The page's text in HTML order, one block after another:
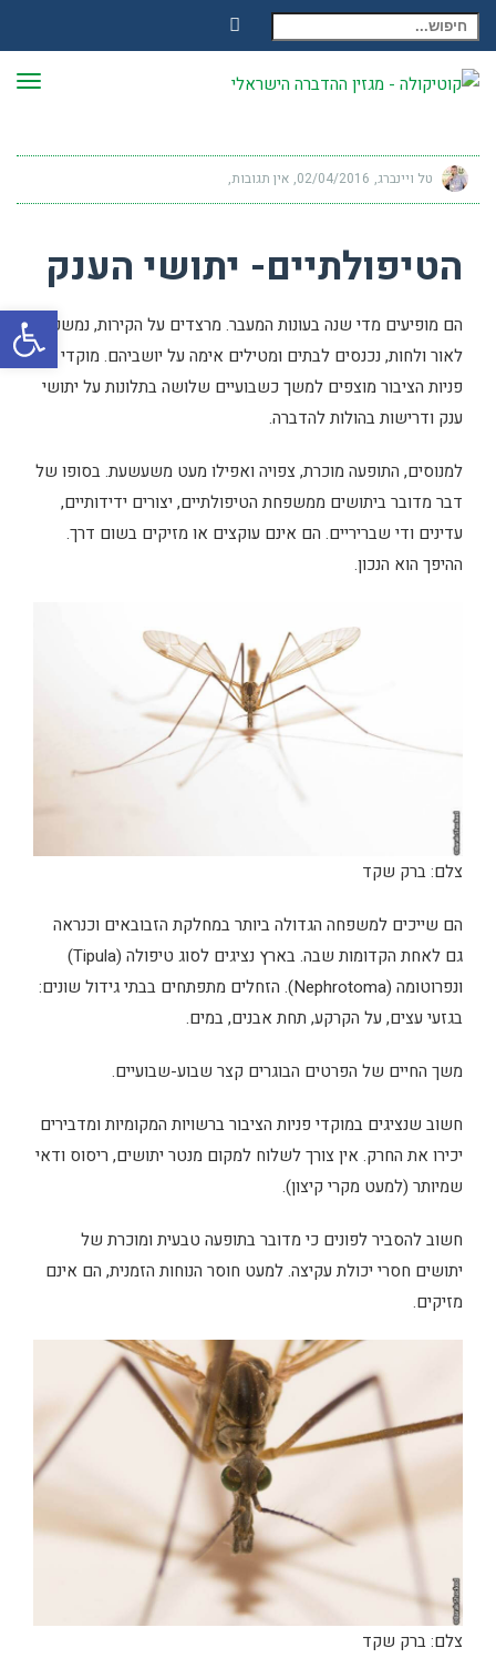
חיפוש עבור:
Facebook
טל ויינברג 02/04/2016 אין תגובות
הטיפולתיים- יתושי הענק
הם מופיעים מדי שנה בעונות המעבר. מרצדים על הקירות, נמשכים
לאור ולחות, נכנסים לבתים ומטילים אימה על יושביהם. מוקדי
פניות הציבור מוצפים למשך כשבועיים שלושה בתלונות על יתושי
ענק ודרישות בהולות להדברה.
למנוסים, התופעה מוכרת, צפויה ואפילו מעט משעשעת. בסופו של
דבר מדובר ביתושים ממשפחת הטיפולתיים, יצורים ידידותיים,
עדינים ודי שבריריים. הם אינם עוקצים או מזיקים בשום דרך.
ההיפך הוא הנכון.
צלם: ברק שקד
הם שייכים למשפחה הגדולה ביותר במחלקת הזבובאים וכנראה
גם לאחת הקדומות שבה. בארץ נציגים לסוג טיפולה (Tipula)
ונפרוטומה (Nephrotoma). הזחלים מתפתחים בבתי גידול שונים:
בגזעי עצים, על הקרקע, תחת אבנים, במים.
משך החיים של הפרטים הבוגרים קצר שבוע-שבועיים.
חשוב שנציגים במוקדי פניות הציבור ברשויות המקומיות ומדבירים
יכירו את החרק. אין צורך לשלוח למקום מנטר יתושים, ריסוס ודאי
שמיותר (למעט מקרי קיצון).
חשוב להסביר לפונים כי מדובר בתופעה טבעית ומוכרת של
יתושים חסרי יכולת עקיצה. למעט חוסר הנוחות הזמנית, הם אינם
מזיקים.
צלם: ברק שקד